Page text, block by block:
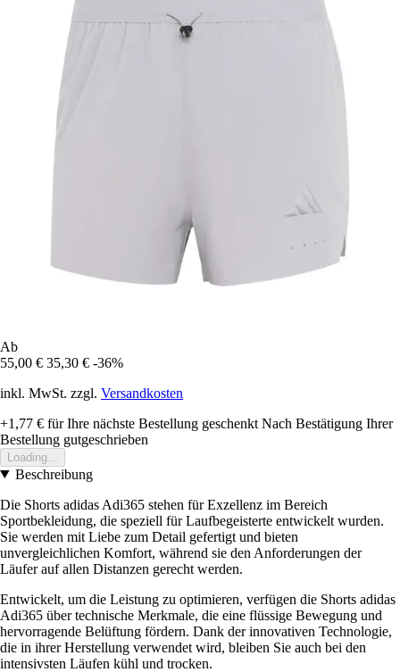
Ab
55,00 € 35,30 € -36%
inkl. MwSt. zzgl. Versandkosten
+1,77 € für Ihre nächste Bestellung geschenkt Nach Bestätigung Ihrer
Bestellung gutgeschrieben
Loading...
Beschreibung
Die Shorts adidas Adi365 stehen für Exzellenz im Bereich
Sportbekleidung, die speziell für Laufbegeisterte entwickelt wurden.
Sie werden mit Liebe zum Detail gefertigt und bieten
unvergleichlichen Komfort, während sie den Anforderungen der
Läufer auf allen Distanzen gerecht werden.
Entwickelt, um die Leistung zu optimieren, verfügen die Shorts adidas
Adi365 über technische Merkmale, die eine flüssige Bewegung und
hervorragende Belüftung fördern. Dank der innovativen Technologie,
die in ihrer Herstellung verwendet wird, bleiben Sie auch bei den
intensivsten Läufen kühl und trocken.